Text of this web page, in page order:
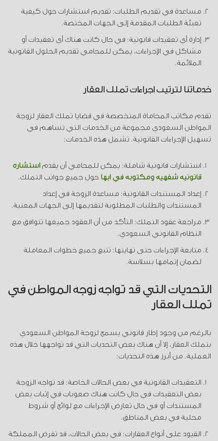
مساعدة في تقديم الطلبات: تقديم استشارات حول كيفية
تعبئة الطلبات المقدمة إلى الجهات المختصة.
إدارة أي تعقيدات قانونية: في حال كانت هناك أي تعقيدات أو
مشاكل في الإجراءات، يمكن للمحامي تقديم الحلول القانونية
الملائمة.
خدماتنا لترتيب إجراءات تملك العقار
تقدم مكاتب المحاماة المتخصصة في قضايا تملك العقار لزوجة
المواطن السعودي مجموعة من الخدمات التي تساهم في
تسهيل الإجراءات القانونية. تشمل هذه الخدمات:
استشارات قانونية شاملة: يمكن للمحامي أن يقدم استشارة
قانونية شفهية ومكتوبة في ابها حول جميع جوانب التملك.
إعداد المستندات القانونية: مساعدة الزوجة في إعداد
المستندات والطلبات المطلوبة لتقديمها إلى الجهات المعنية.
مراجعة عقود التملك: التأكد من أن العقود جميعها تتوافق مع
النظام القانوني السعودي.
متابعة الإجراءات حتى نهايتها: تتبع جميع خطوات المعاملة
لضمان إتمامها بسلاسة.
التحديات التي قد تواجه زوجة المواطن في
تملك العقار
بالرغم من وجود إطار قانوني يسمح لزوجة المواطن السعودي
بتملك العقار، إلا أن هناك بعض التحديات التي قد تواجهها خلال هذه
العملية. من أبرز هذه التحديات:
التعقيدات القانونية في بعض الحالات الخاصة: قد تواجه الزوجة
بعض التعقيدات في حال كانت هناك صعوبات في إثبات بعض
المستندات أو في حال تعارض الإجراءات مع لوائح أو شروط
محلية في بعض المناطق.
القيود على أنواع العقارات: في بعض الحالات، قد تفرض المملكة